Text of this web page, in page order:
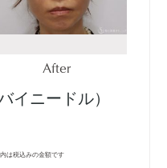
After
イニードル）
は税込みの金額です